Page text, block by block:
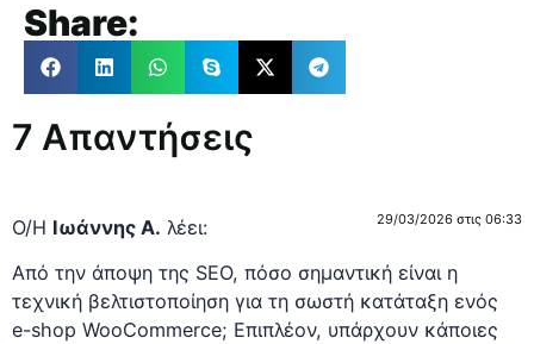
Share:
7 Απαντήσεις
Ο/Η Ιωάννης Α. λέει: 29/03/2026 στις 06:33
Από την άποψη της SEO, πόσο σημαντική είναι η
τεχνική βελτιστοποίηση για τη σωστή κατάταξη ενός
e-shop WooCommerce; Επιπλέον, υπάρχουν κάποιες